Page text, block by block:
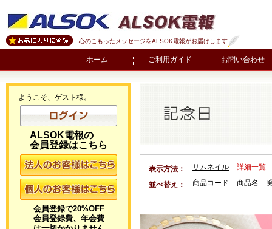
心のこもったメッセージをALSOK電報がお届けします
ホーム ご利用ガイド お問い合わせ
表示方法： サムネイル 詳細一覧
並べ替え： 商品コード 商品名
ようこそ、ゲスト様。
ALSOK電報の
会員登録はこちら
会員登録で20%OFF
会員登録費、年会費